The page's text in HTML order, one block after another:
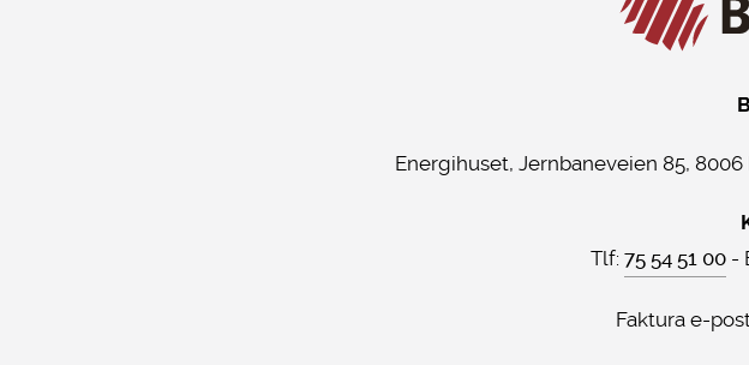
Energihuset, Jernbaneveien 85,
Tlf: 75 54 51 00-
Faktura e-